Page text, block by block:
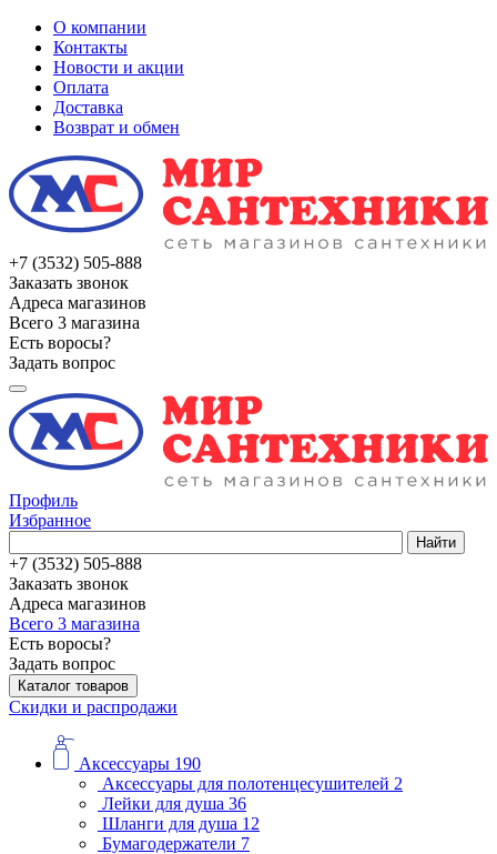
О компании
Контакты
Новости и акции
Оплата
Доставка
Возврат и обмен
+7 (3532) 505-888
Заказать звонок
Адреса магазинов
Всего 3 магазина
Есть воросы?
Задать вопрос
Профиль
Избранное
Найти
+7 (3532) 505-888
Заказать звонок
Адреса магазинов
Всего 3 магазина
Есть воросы?
Задать вопрос
Каталог товаров
Скидки и распродажи
Аксессуары 190
Аксессуары для полотенцесушителей 2
Лейки для душа 36
Шланги для душа 12
Бумагодержатели 7